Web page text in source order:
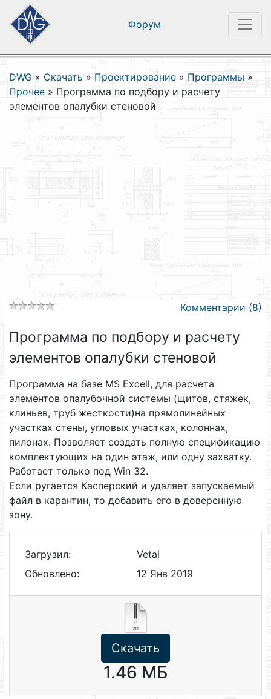
Форум
DWG » Скачать » Проектирование » Программы »
Прочее » Программа по подбору и расчету
элементов опалубки стеновой
Комментарии (8)
Программа по подбору и расчету
элементов опалубки стеновой
Программа на базе MS Excell, для расчета
элементов опалубочной системы (щитов, стяжек,
клиньев, труб жесткости)на прямолинейных
участках стены, угловых участках, колоннах,
пилонах. Позволяет создать полную спецификацию
комплектующих на один этаж, или одну захватку.
Работает только под Win 32.
Если ругается Касперский и удаляет запускаемый
файл в карантин, то добавить его в доверенную
зону.
Загрузил:
Vetal
Обновлено:
12 Янв 2019
Скачать
1.46 МБ